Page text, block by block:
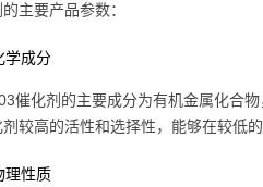
主要产品参数：
学成分
催化剂的主要成分为有机金属化合
较高的活性和选择性，能够在较低
理性质